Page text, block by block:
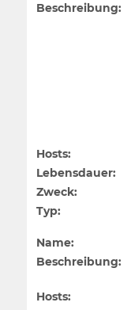
Beschreibung:
Hosts:
Lebensdauer:
Zweck:
Typ:
Name:
Beschreibung:
Hosts: